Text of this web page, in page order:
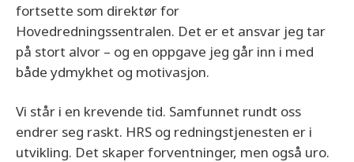
fortsette som direktør for
Hovedredningssentralen. Det er et ansvar jeg tar
på stort alvor – og en oppgave jeg går inn i med
både ydmykhet og motivasjon.
Vi står i en krevende tid. Samfunnet rundt oss
endrer seg raskt. HRS og redningstjenesten er i
utvikling. Det skaper forventninger, men også uro.